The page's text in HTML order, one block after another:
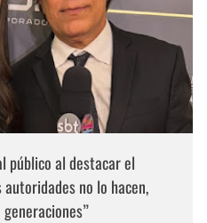
público al destacar el
no lo hacen,